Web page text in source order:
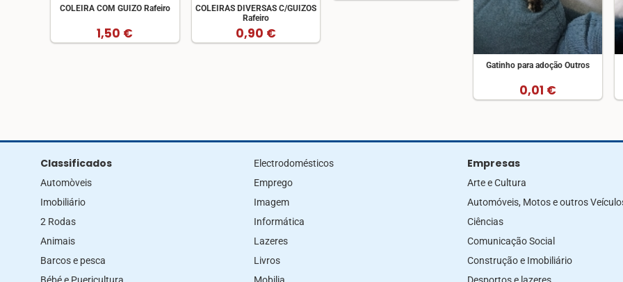
COLEIRA COM GUIZO Rafeiro
1,50 €
COLEIRAS DIVERSAS C/GUIZOS
Rafeiro
0,90 €
Gatinho para adoção Outros
0,01 €
Classificados
Automòveis
Imobiliário
2 Rodas
Animais
Barcos e pesca
Bébé e Puericultura
Electrodomésticos
Emprego
Imagem
Informática
Lazeres
Livros
Mobilia
Empresas
Arte e Cultura
Automóveis, Motos e outros
Ciências
Comunicação Social
Construção e Imobiliário
Desportos e lazeres